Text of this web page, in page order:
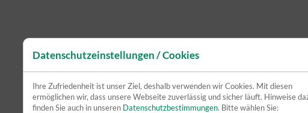
Datenschutzeinstellungen / Cookies
Ihre Zufriedenheit ist unser Ziel, deshalb verwenden wir Cookies. Mit diesen
ermöglichen wir, dass unsere Webseite zuverlässig und sicher läuft. Hinweise
finden Sie auch in unseren Datenschutzbestimmungen. Bitte wählen Sie: